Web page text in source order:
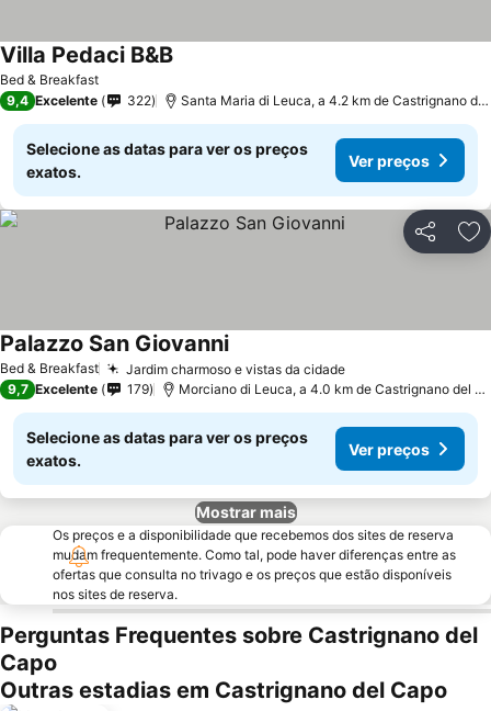
Bed & Breakfast
Villa Pedaci B&B
9,4 Excelente 322 Santa Maria di Leuca, a 4.2 km de Castrignano del Capo
Selecione as datas para ver os preços
exatos.
Ver preços
Partilhar
Bed & Breakfast Jardim charmoso e vistas da cidade
Palazzo San Giovanni
9,7 Excelente 179 Morciano di Leuca, a 4.0 km de Castrignano del Capo
Selecione as datas para ver os preços
exatos.
Ver preços
Mostrar mais
Os preços e a disponibilidade que recebemos dos sites de reserva
mudam frequentemente. Como tal, pode haver diferenças entre as
ofertas que consulta no trivago e os preços que estão disponíveis
nos sites de reserva.
Perguntas Frequentes sobre Castrignano del
Capo
Outras estadias em Castrignano del Capo